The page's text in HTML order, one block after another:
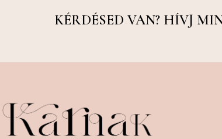
KÉRDÉSED VAN? HÍVJ